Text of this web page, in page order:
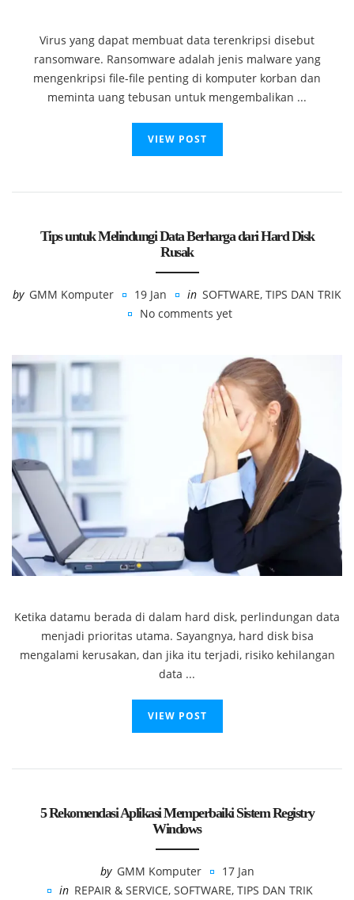
Virus yang dapat membuat data terenkripsi disebut
ransomware. Ransomware adalah jenis malware yang
mengenkripsi file-file penting di komputer korban dan
meminta uang tebusan untuk mengembalikan ...
VIEW POST
Tips untuk Melindungi Data Berharga dari Hard Disk
Rusak
by GMM Komputer 19 Jan in SOFTWARE, TIPS DAN TRIK
No comments yet
Ketika datamu berada di dalam hard disk, perlindungan data
menjadi prioritas utama. Sayangnya, hard disk bisa
mengalami kerusakan, dan jika itu terjadi, risiko kehilangan
data ...
VIEW POST
5 Rekomendasi Aplikasi Memperbaiki Sistem Registry
Windows
by GMM Komputer
17 Jan
in REPAIR & SERVICE, SOFTWARE, TIPS DAN TRIK